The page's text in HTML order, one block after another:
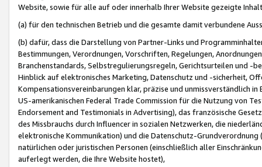
Website, sowie für alle auf oder innerhalb Ihrer Website gezeigte
(a) für den technischen Betrieb und die gesamte damit verbundene
(b) dafür, dass die Darstellung von Partner-Links und
Bestimmungen, Verordnungen, Vorschriften, Regelungen,
Branchenstandards, Selbstregulierungsregeln, Gerichtsurteilen und -
Hinblick auf elektronisches Marketing, Datenschutz und -sicherheit,
Kompensationsvereinbarungen klar, präzise und unmissverständlich
US-amerikanischen Federal Trade Commission für die Nutzung von
Endorsement and Testimonials in Advertising), das französische
des Missbrauchs durch Influencer in sozialen Netzwerken, die
elektronische Kommunikation) und die Datenschutz-
natürlichen oder juristischen Personen (einschließlich aller
auferlegt werden, die Ihre Website hostet),